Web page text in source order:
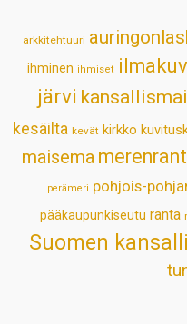
p
k
arkkitehtuuri
ihminen ihmiset
järvi
kesäilta kevät kirkko
maisema
perämeri pohjois-
pääkaupunkiseutu ranta
Suomen